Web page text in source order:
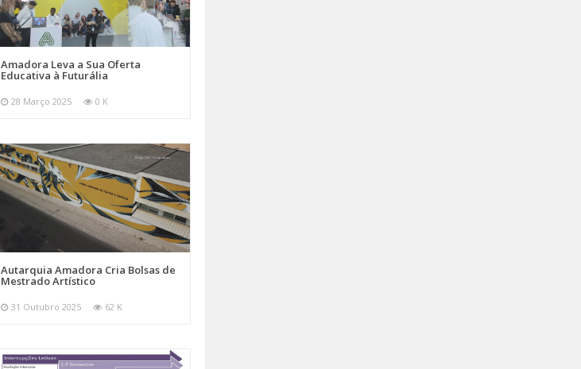
Amadora Leva a Sua Oferta
Educativa à Futurália
28 Março 2025 0 K
Autarquia Amadora Cria Bolsas de
Mestrado Artístico
31 Outubro 2025 62 K